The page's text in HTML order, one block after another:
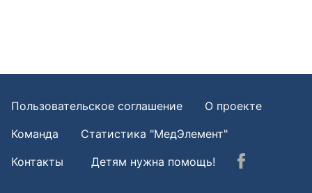
Пользовательское соглашение
О проекте
Команда
Статистика "МедЭлемент"
Контакты
Детям нужна помощь!